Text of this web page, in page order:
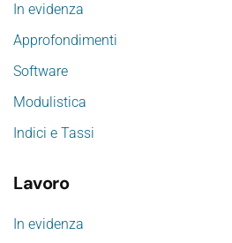
In evidenza
Approfondimenti
Software
Modulistica
Indici e Tassi
Lavoro
In evidenza